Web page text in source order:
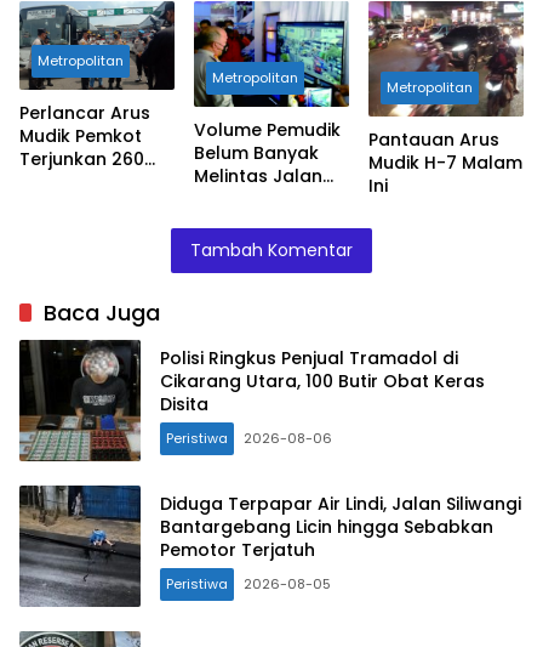
Metropolitan
Perlancar Arus
Mudik Pemkot
Terjunkan 260
Metropolitan
Volume Pemudik
Belum Banyak
Melintas Jalan
Metropolitan
Pantauan Arus
Mudik H-7 Malam
Ini
Tambah Komentar
Baca Juga
Polisi Ringkus Penjual Tramadol di
Cikarang Utara, 100 Butir Obat Keras
Disita
Peristiwa 2026-08-06
Diduga Terpapar Air Lindi, Jalan Siliwangi
Bantargebang Licin hingga Sebabkan
Pemotor Terjatuh
Peristiwa 2026-08-05